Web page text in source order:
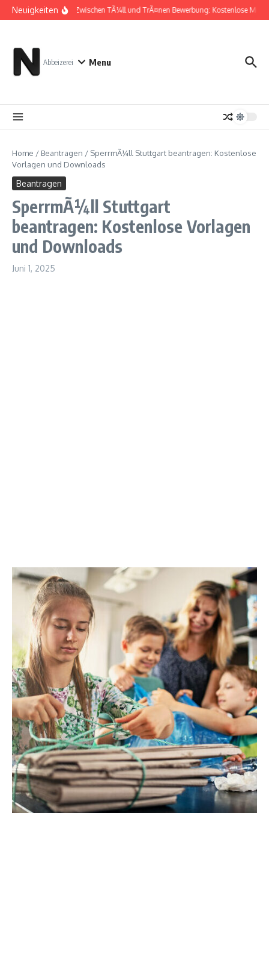
Zum Inhalt springen
Neuigkeiten Zwischen TÃ¼ll und TrÃ¤nen Bewerbung: Kostenlose
Abbeizerei Menu
Home / Beantragen / SperrmÃ¼ll Stuttgart beantragen: Kostenlose
Vorlagen und Downloads
Beantragen
SperrmÃ¼ll Stuttgart
beantragen: Kostenlose Vorlagen
und Downloads
Juni 1, 2025